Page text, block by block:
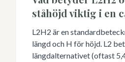
ståhöjd viktig i en
L2H2 är en
längd och H för höjd. L2
längdalternativet (oftast